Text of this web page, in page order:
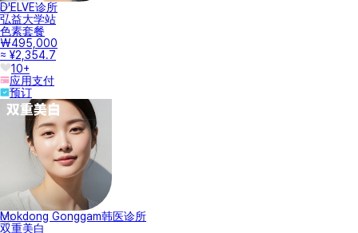
D'ELVE诊所
弘益大学站
色素套餐
₩495,000
≈ ¥2,354.7
10+
应用支付
预订
Mokdong Gonggam韩医诊所
双重美白